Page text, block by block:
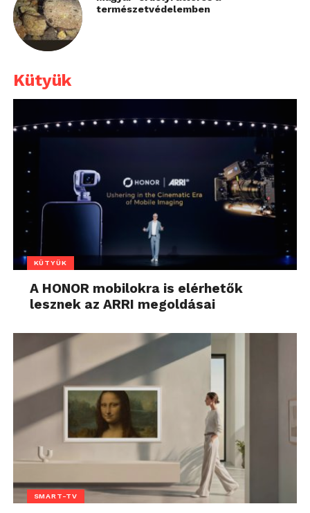
természetvédelemben
Kütyük
KÜTYÜK
A HONOR mobilokra is elérhetők
lesznek az ARRI megoldásai
SMART-TV